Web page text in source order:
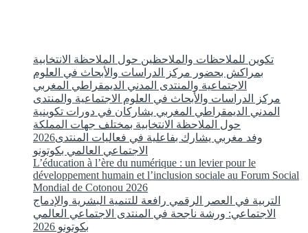
تكوين للملاحظات والملاحظين حول الملاحظة الانتخابية
بمراكش بحضور مركز الدراسات والأبحاث في العلوم
الاجتماعية والمنتدى المدني الديمقراطي المغربي
مركز الدراسات والأبحاث في العلوم الاجتماعية والمنتدى
المدني الديمقراطي المغربي يشاركان في دورات تكوينية
حول الملاحظة الانتخابية بمختلف جهات المملكة
2026وفد مغربي يشارك بفاعلية في فعاليات المنتدى
الاجتماعي العالمي بكوتونو
L’éducation à l’ère du numérique : un levier pour le
développement humain et l’inclusion sociale au Forum Social
Mondial de Cotonou 2026
التربية في العصر الرقمي رافعة للتنمية البشرية والإدماج
الاجتماعي: ورشة ناجحة في المنتدى الاجتماعي العالمي
بكوتونو 2026